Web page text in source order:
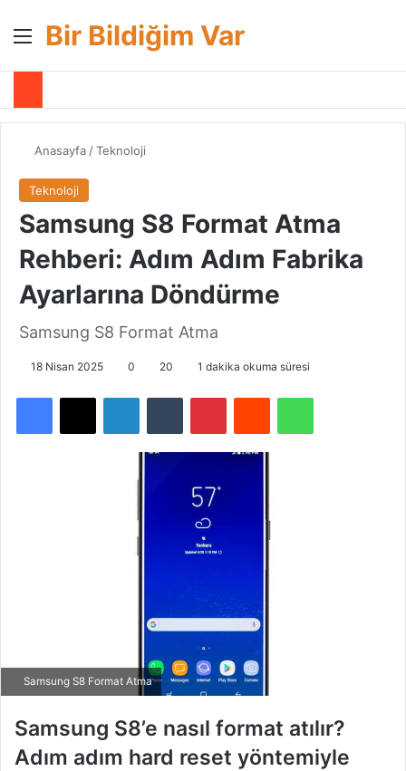
Menü
Bir Bildiğim Var
Anasayfa /Teknoloji
Teknoloji
Samsung S8 Format Atma
Rehberi: Adım Adım Fabrika
Ayarlarına Döndürme
Samsung S8 Format Atma
18 Nisan 2025 0 20 1 dakika okuma süresi
Samsung S8 Format Atma
Samsung S8’e nasıl format atılır?
Adım adım hard reset yöntemiyle